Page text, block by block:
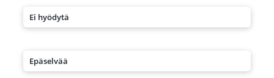
Ei hyödytä
Epäselvää